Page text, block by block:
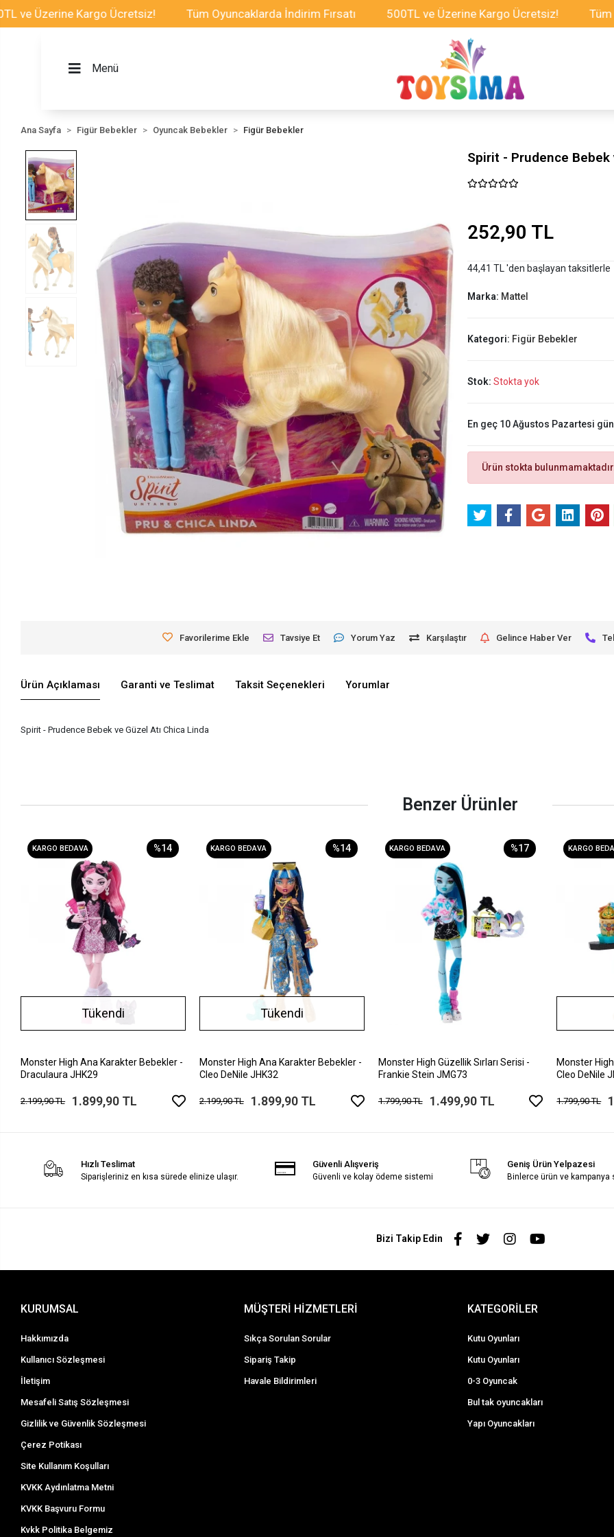
Üzerine Kargo Ücretsiz! Tüm Oyuncaklarda İndirim Fırsatı 500TL ve Üzerine Kargo Ücretsiz! Tüm
Menü
Ana Sayfa Figür Bebekler Oyuncak Bebekler Figür Bebekler
Spirit - Prudence Bebek
252,90 TL
44,41 TL 'den başlayan taksitlerle
Marka: Mattel
Kategori: Figür Bebekler
Stok: Stokta yok
En geç 10 Ağustos Pazartesi
Ürün stokta bulunmamaktadır.
Favorilerime Ekle Tavsiye Et Yorum Yaz Karşılaştır Gelince Haber Ver
Ürün Açıklaması Garanti ve Teslimat Taksit Seçenekleri Yorumlar
Spirit - Prudence Bebek ve Güzel Atı Chica Linda
Benzer Ürünler
KARGO BEDAVA %14
Tükendi
Monster High Ana Karakter Bebekler -
Draculaura JHK29
2.199,90 TL 1.899,90 TL
KARGO BEDAVA %14
Tükendi
Monster High Ana Karakter Bebekler -
Cleo DeNile JHK32
2.199,90 TL 1.899,90 TL
KARGO BEDAVA %17
Monster High Güzellik Sırları Serisi -
Frankie Stein JMG73
1.799,90 TL 1.499,90 TL
KARGO
Monster High
Cleo DeNile
1.799,90 TL
Hızlı Teslimat
Siparişleriniz en kısa sürede elinize ulaşır.
Güvenli Alışveriş
Güvenli ve kolay ödeme sistemi
Geniş Ürün Yelpazesi
Binlerce ürün ve kampanya
Bizi Takip Edin
KURUMSAL
Hakkımızda
Kullanıcı Sözleşmesi
İletişim
Mesafeli Satış Sözleşmesi
Gizlilik ve Güvenlik Sözleşmesi
Çerez Potikası
Site Kullanım Koşulları
KVKK Aydınlatma Metni
KVKK Başvuru Formu
Kvkk Politika Belgemiz
MÜŞTERİ HİZMETLERİ
Sıkça Sorulan Sorular
Sipariş Takip
Havale Bildirimleri
KATEGORİLER
Kutu Oyunları
Kutu Oyunları
0-3 Oyuncak
Bul tak oyuncakları
Yapı Oyuncakları